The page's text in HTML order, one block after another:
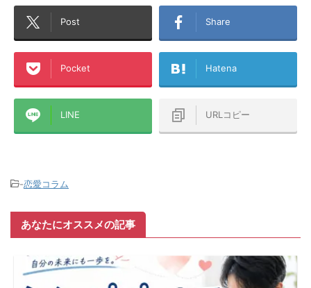
Post Share
Pocket Hatena
LINE URLコピー
-恋愛コラム
あなたにオススメの記事